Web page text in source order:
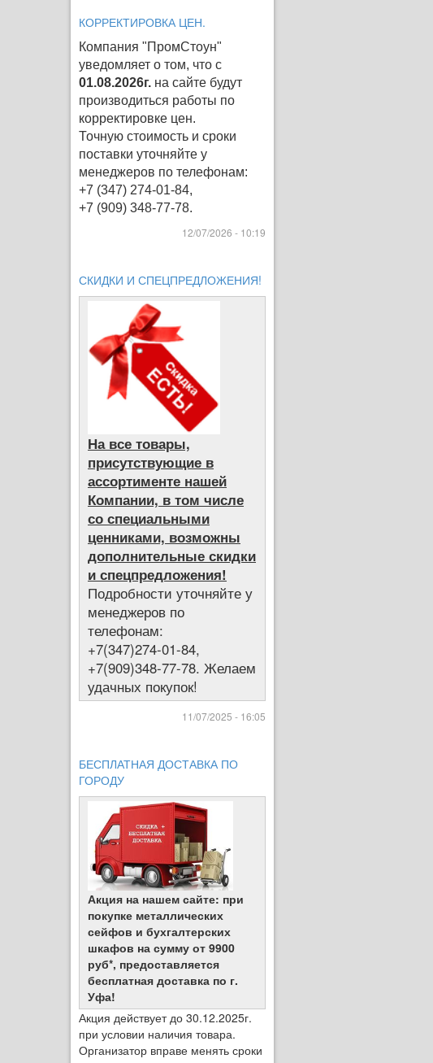
КОРРЕКТИРОВКА ЦЕН.
Компания "ПромСтоун"
уведомляет о том, что с
01.08.2026г. на сайте будут
производиться работы по
корректировке цен.
Точную стоимость и сроки
поставки уточняйте у
менеджеров по телефонам:
+7 (347) 274-01-84,
+7 (909) 348-77-78.
12/07/2026 - 10:19
СКИДКИ И СПЕЦПРЕДЛОЖЕНИЯ!
На все товары,
присутствующие в
ассортименте нашей
Компании, в том числе
со специальными
ценниками, возможны
дополнительные скидки
и спецпредложения!
Подробности уточняйте у
менеджеров по
телефонам:
+7(347)274-01-84,
+7(909)348-77-78. Желаем
удачных покупок!
11/07/2025 - 16:05
БЕСПЛАТНАЯ ДОСТАВКА ПО
ГОРОДУ
Акция на нашем сайте: при
покупке металлических
сейфов и бухгалтерских
шкафов на сумму от 9900
руб*, предоставляется
бесплатная доставка по г.
Уфа!
Акция действует до 30.12.2025г.
при условии наличия товара.
Организатор вправе менять сроки